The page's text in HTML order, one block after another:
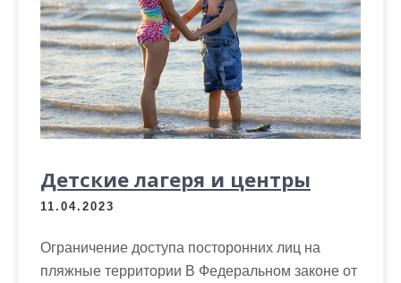
Детские лагеря и центры
11.04.2023
Ограничение доступа посторонних лиц на
пляжные территории В Федеральном законе от